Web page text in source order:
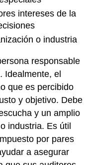
intereses de la
o industria
responsable
Idealmente, el
que es percibido
y objetivo. Debe
y un amplio
industria. Es útil
por pares
a asegurar